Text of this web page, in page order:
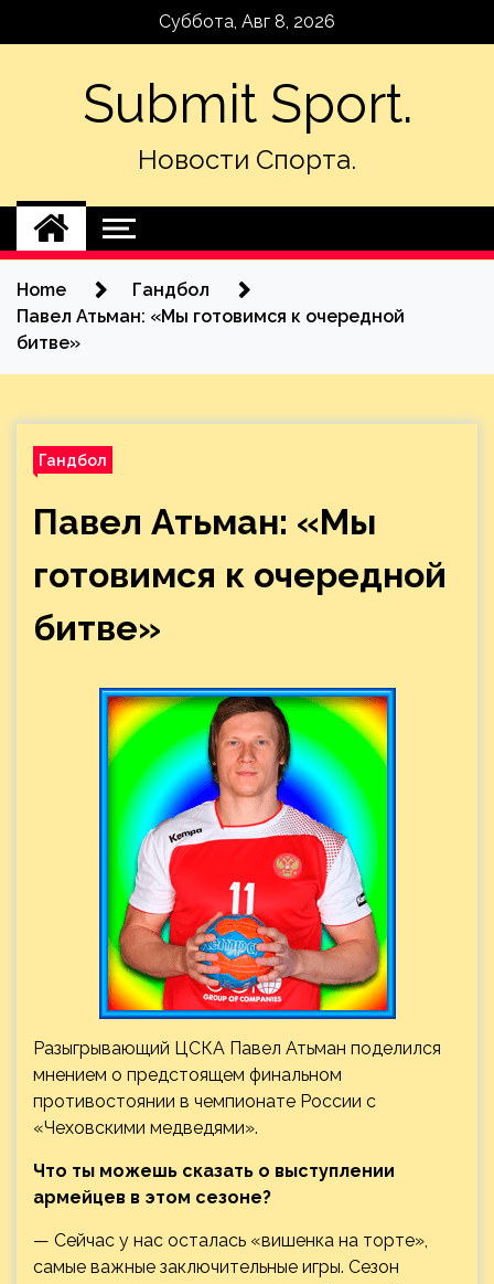
Суббота, Авг 8, 2026
Submit Sport.
Новости Спорта.
Home
Гандбол
Павел Атьман: «Мы готовимся к очередной
битве»
Гандбол
Павел Атьман: «Мы
готовимся к очередной
битве»
Разыгрывающий ЦСКА Павел Атьман поделился
мнением о предстоящем финальном
противостоянии в чемпионате России с
«Чеховскими медведями».
Что ты можешь сказать о выступлении
армейцев в этом сезоне?
— Сейчас у нас осталась «вишенка на торте»,
самые важные заключительные игры. Сезон